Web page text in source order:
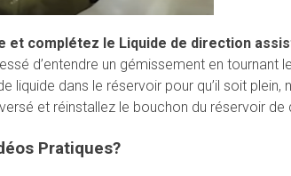
et complétez le Liquide de direction
d’entendre un gémissement en tournant
liquide dans le réservoir pour qu’il soit
et réinstallez le bouchon du réservoir de
Pratiques?